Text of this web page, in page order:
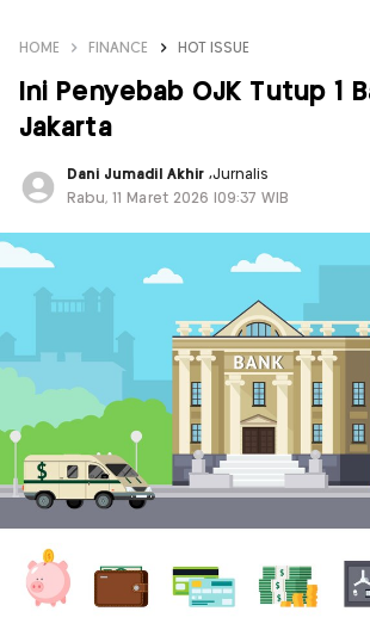
HOME FINANCE HOT ISSUE
Ini Penyebab OJK Tutup 1
Jakarta
Dani Jumadil Akhir ,Jurnalis
Rabu, 11 Maret 2026 |09:37 WIB